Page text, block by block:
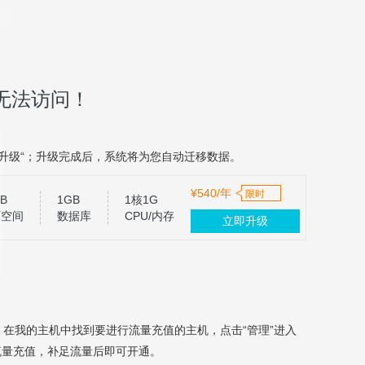
访问！
“；升级完成后，系统将为您自动迁移数据。
间
1GB
数据库
1核1G
CPU/内存
¥540/年 限时
立即升级
在我的主机中找到要进行流量充值的主机，点击“管理”进入
充值，补足流量后即可开通。